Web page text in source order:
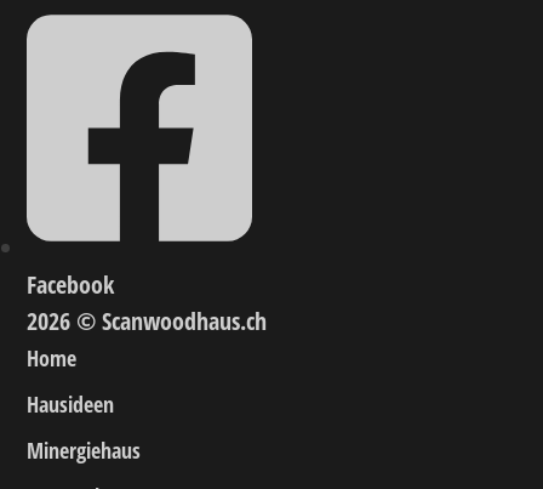
Facebook
2026 © Scanwoodhaus.ch
Home
Hausideen
Minergiehaus